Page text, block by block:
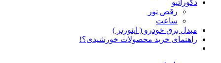
دکوراتیو
رقص نور
ساعت
مبدل برق خودرو ( اینورتر )
راهنمای خرید محصولات خورشیدی؟!